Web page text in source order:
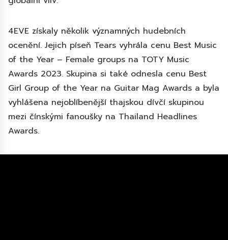
4EVE získaly několik významných hudebních
ocenění. Jejich píseň Tears vyhrála cenu Best Music
of the Year – Female groups na TOTY Music
Awards 2023. Skupina si také odnesla cenu Best
Girl Group of the Year na Guitar Mag Awards a byla
vyhlášena nejoblíbenější thajskou dívčí skupinou
mezi čínskými fanoušky na Thailand Headlines
Awards.